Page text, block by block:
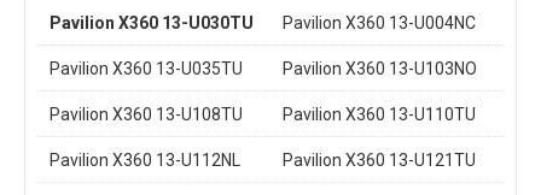
Pavilion X360 13-U030TU Pavilion X360 13-U004NC
Pavilion X360 13-U035TU Pavilion X360 13-U103NO
Pavilion X360 13-U108TU Pavilion X360 13-U110TU
Pavilion X360 13-U112NL Pavilion X360 13-U121TU